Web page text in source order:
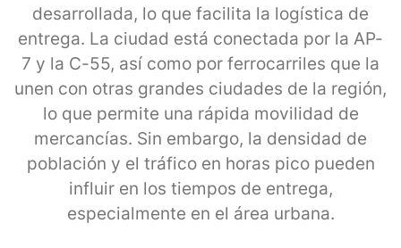
desarrollada, lo que facilita la logística de
entrega. La ciudad está conectada por la AP-
7 y la C-55, así como por ferrocarriles que la
unen con otras grandes ciudades de la región,
lo que permite una rápida movilidad de
mercancías. Sin embargo, la densidad de
población y el tráfico en horas pico pueden
influir en los tiempos de entrega,
especialmente en el área urbana.